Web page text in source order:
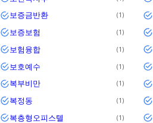
보증금반환 1
보증보험 1
보험융합 1
보호예수 1
복부비만 1
복정동 1
복층형오피스텔 1